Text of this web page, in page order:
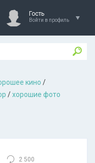
Гость
Войти в профиль
кино /
/хорошие фото
2 500